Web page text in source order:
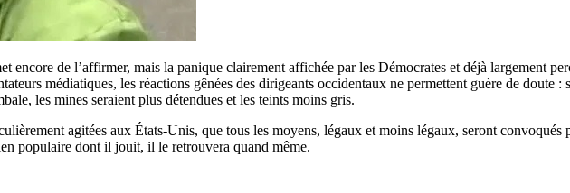
encore de l’affirmer, mais la panique clairement affichée par les Démocrates et déjà largement
médiatiques, les réactions gênées des dirigeants occidentaux ne permettent guère de doute
les mines seraient plus détendues et les teints moins gris.
agitées aux États-Unis, que tous les moyens, légaux et moins légaux, seront
populaire dont il jouit, il le retrouvera quand même.